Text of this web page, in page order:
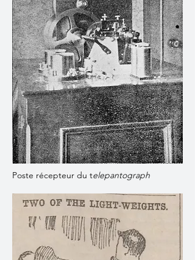
Poste récepteur du telepantograph